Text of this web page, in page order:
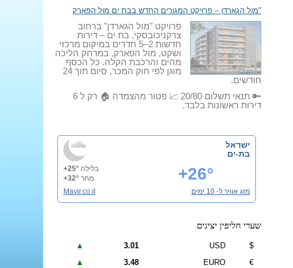
"מול הגארדן – פרויקט המגורים החדש בבת ים מול הפארק
פרויקט "מול הגארדן" ברחוב
צרקניכובסקי, בת ים – דירות
חדשות 2–5 חדרים במיקום מרכזי
ושקט, מול הפארק, במרחק הליכה
מהים והרכבת הקלה. כל הכסף
מוגן לפי חוק המכר, סיום תוך 24
חודשים.
🔑 תנאי תשלום 20/80 📈 פטור מהצמדה 🏠 רק ל 6
דירות ראשונות בלבד.
ישראל
בת-ים
+26° בלילה+25°
מחר+32°
מזג אוויר ל- 10 ימים
Mavir.co.il
שערי חליפין יציגים
$
USD
3.01
▲
€
EURO
3.48
▲